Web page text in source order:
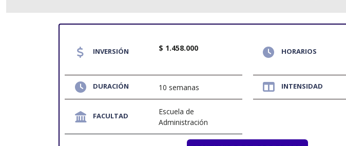
INVERSIÓN $ 1.458.000 HORARIOS
DURACIÓN 10 semanas INTENSIDAD
FACULTAD
Escuela de
Administración